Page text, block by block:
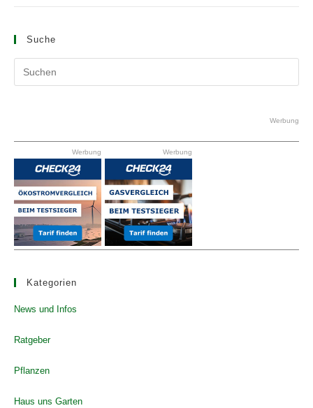
Suche
the
Werbung
Werbung Werbung
Kategorien
News und Infos
Ratgeber
Pflanzen
Haus uns Garten